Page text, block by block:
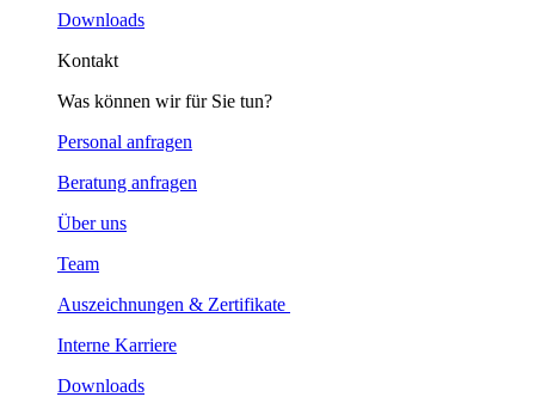
Downloads
Kontakt
Was können wir für Sie tun?
Personal anfragen
Beratung anfragen
Über uns
Team
Auszeichnungen & Zertifikate
Interne Karriere
Downloads